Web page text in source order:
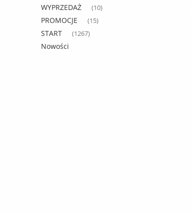
WYPRZEDAŻ (10)
PROMOCJE (15)
START (1267)
Nowości